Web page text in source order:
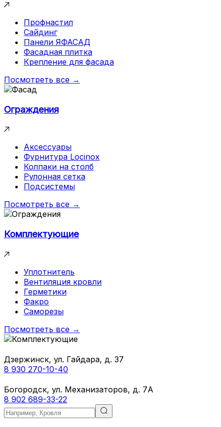
Профнастил
Сайдинг
Панели ЯФАСАД
Фасадная плитка
Крепление для фасада
Посмотреть все →
Ограждения
Аксессуары
Фурнитура Locinox
Колпаки на столб
Рулонная сетка
Подсистемы
Посмотреть все →
Комплектующие
Уплотнитель
Вентиляция кровли
Герметики
Факро
Саморезы
Посмотреть все →
Дзержинск, ул. Гайдара, д. 37
8 930 270-10-40
Богородск, ул. Механизаторов, д. 7А
8 902 689-33-22